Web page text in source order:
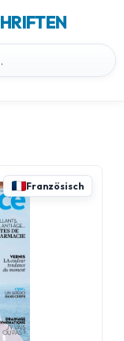
Französisch